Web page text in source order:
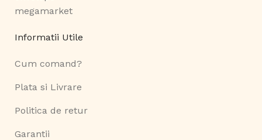
Informatii Utile
Cum comand?
Plata si Livrare
Politica de retur
Garantii